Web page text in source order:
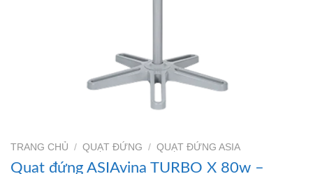
TRANG CHỦ / QUẠT ĐỨNG / QUẠT ĐỨNG ASIA
Quạt đứng ASIAvina TURBO X 80w –